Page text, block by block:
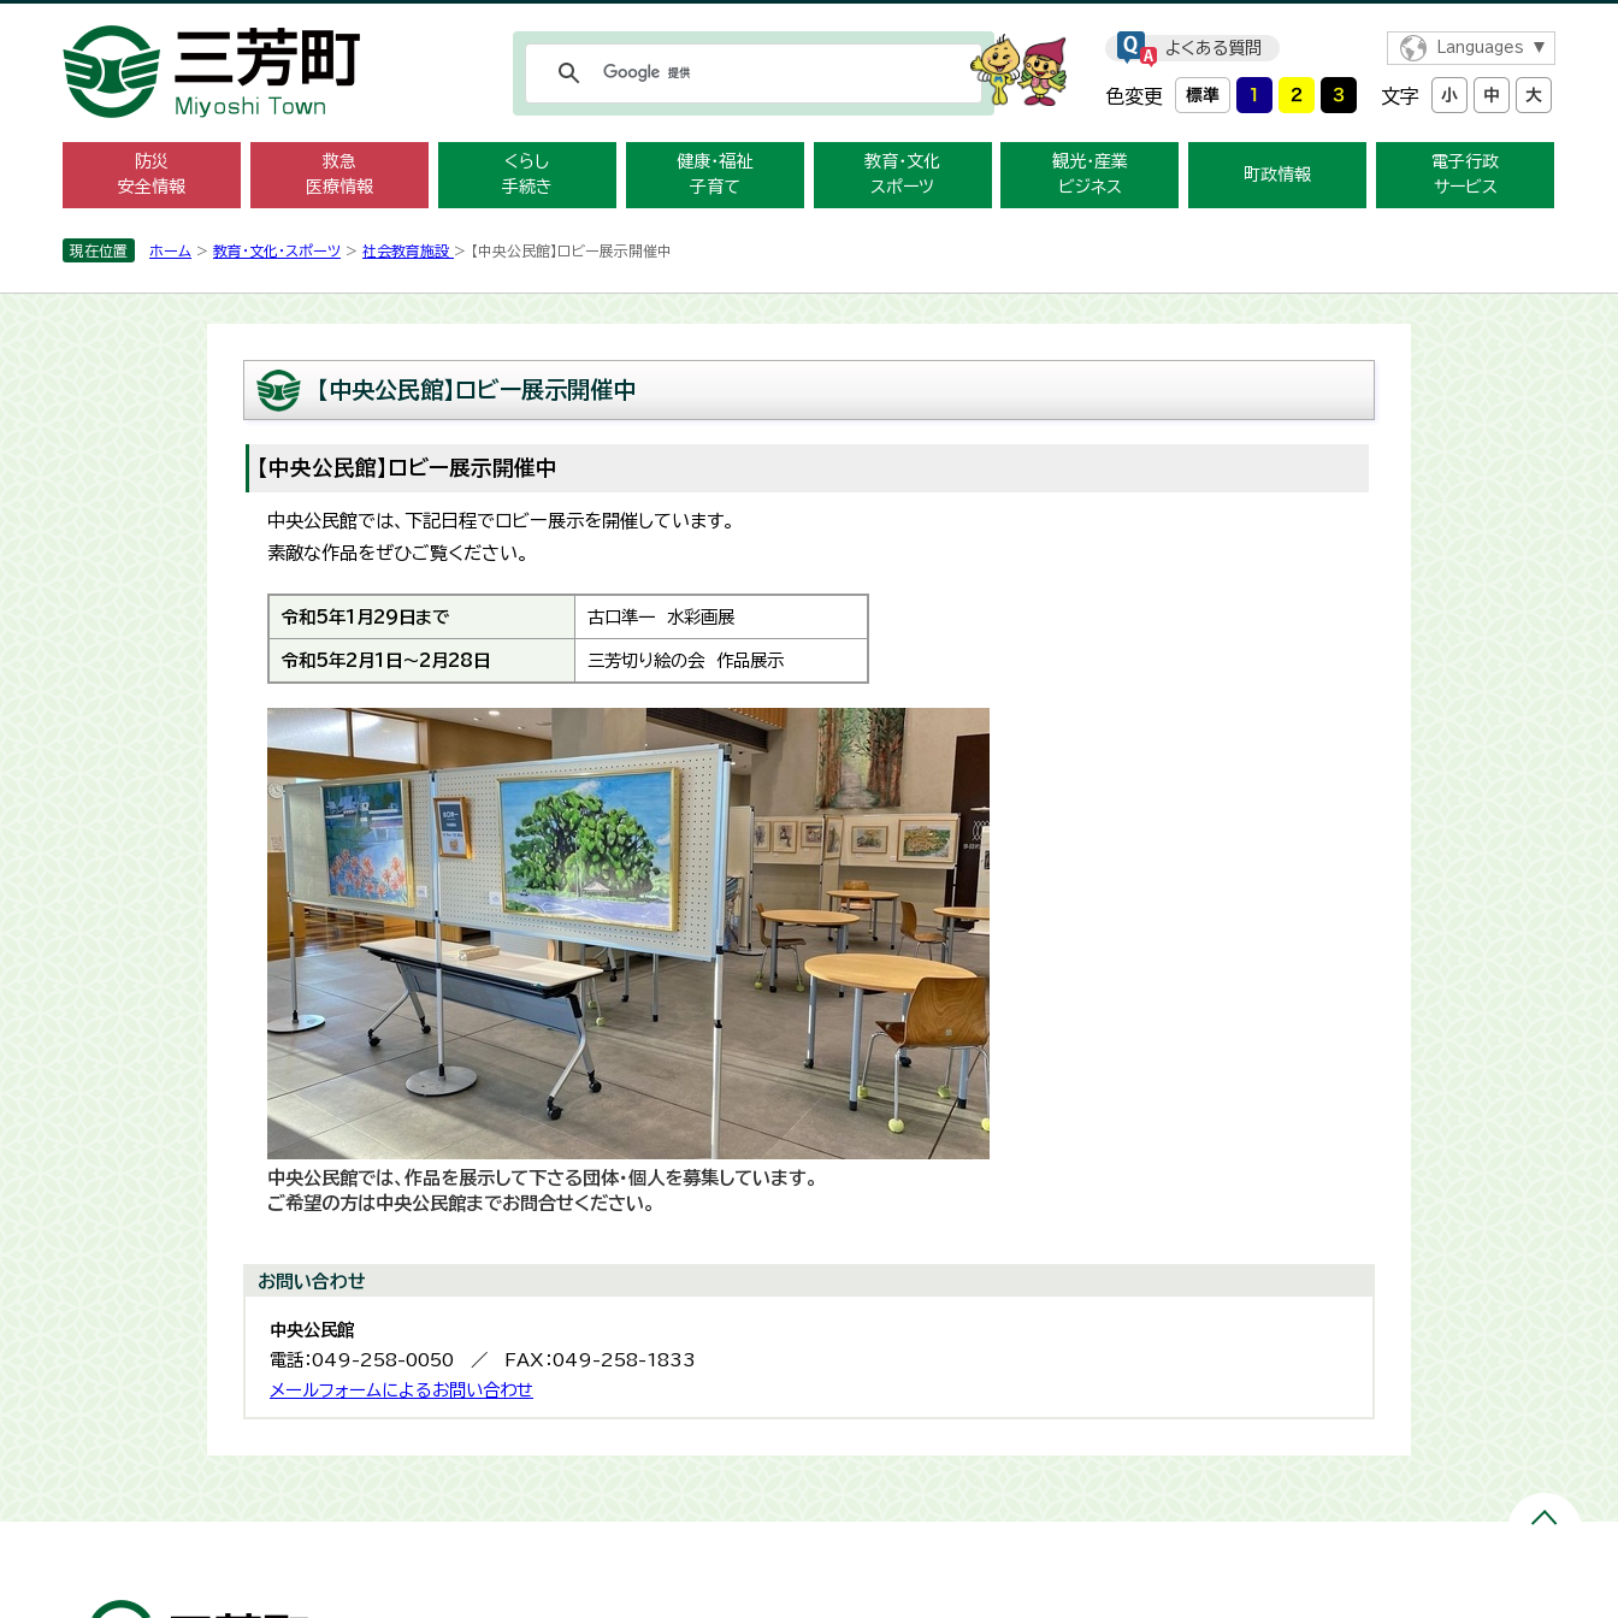
よくある質問 Languages
色変更 文字
防災
安全情報
救急
医療情報
くらし
手続き
健康・福祉
子育て
教育・文化
スポーツ
観光・産業
ビジネス
町政情報
電子行政
サービス
現在位置 ホーム > 教育・文化・スポーツ > 社会教育施設 > 【中央公民館】ロビー展示開催中
【中央公民館】ロビー展示開催中
【中央公民館】ロビー展示開催中
中央公民館では、下記日程でロビー展示を開催しています。
素敵な作品をぜひご覧ください。
令和5年1月29日まで 古口準一 水彩画展
令和5年2月1日～2月28日 三芳切り絵の会 作品展示
中央公民館では、作品を展示して下さる団体・個人を募集しています。
ご希望の方は中央公民館までお問合せください。
お問い合わせ
中央公民館
電話：049-258-0050 ／ FAX：049-258-1833
メールフォームによるお問い合わせ